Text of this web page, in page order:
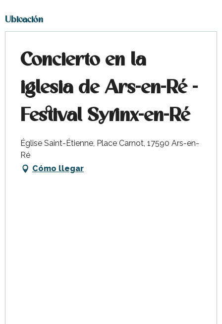
Ubicación
Concierto en la
iglesia de Ars-en-Ré -
Festival Syrinx-en-Ré
Église Saint-Étienne, Place Carnot, 17590 Ars-en-
Ré
Cómo llegar